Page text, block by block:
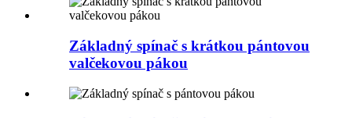
Základný spínač s krátkou pántovou
valčekovou pákou